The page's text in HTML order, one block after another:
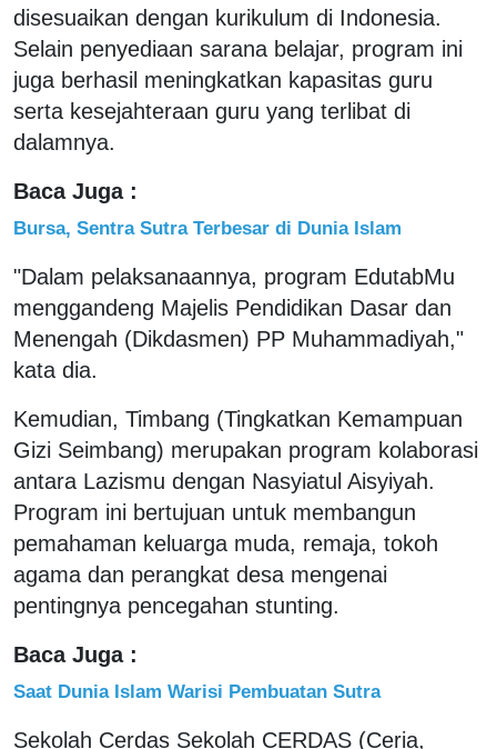
disesuaikan dengan kurikulum di Indonesia.
Selain penyediaan sarana belajar, program ini
juga berhasil meningkatkan kapasitas guru
serta kesejahteraan guru yang terlibat di
dalamnya.
Baca Juga :
Bursa, Sentra Sutra Terbesar di Dunia Islam
"Dalam pelaksanaannya, program EdutabMu
menggandeng Majelis Pendidikan Dasar dan
Menengah (Dikdasmen) PP Muhammadiyah,"
kata dia.
Kemudian, Timbang (Tingkatkan Kemampuan
Gizi Seimbang) merupakan program kolaborasi
antara Lazismu dengan Nasyiatul Aisyiyah.
Program ini bertujuan untuk membangun
pemahaman keluarga muda, remaja, tokoh
agama dan perangkat desa mengenai
pentingnya pencegahan stunting.
Baca Juga :
Saat Dunia Islam Warisi Pembuatan Sutra
Sekolah Cerdas Sekolah CERDAS (Ceria,